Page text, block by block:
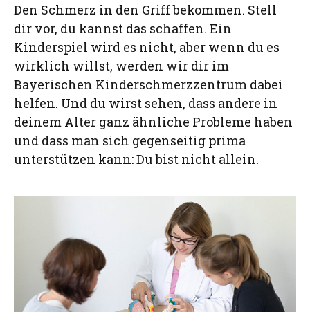
Den Schmerz in den Griff bekommen. Stell
dir vor, du kannst das schaffen. Ein
Kinderspiel wird es nicht, aber wenn du es
wirklich willst, werden wir dir im
Bayerischen Kinderschmerzzentrum dabei
helfen. Und du wirst sehen, dass andere in
deinem Alter ganz ähnliche Probleme haben
und dass man sich gegenseitig prima
unterstützen kann: Du bist nicht allein.